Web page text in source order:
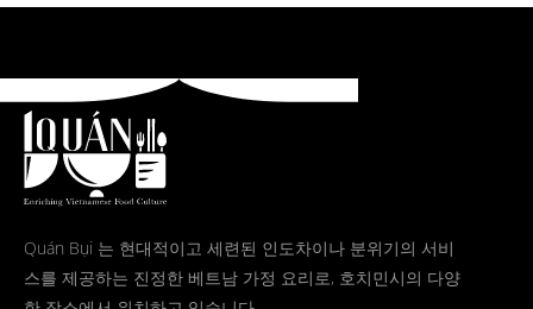
Quán Bụi 는 현대적이고 세련된 인도차이나 분위기의 서비
스를 제공하는 진정한 베트남 가정 요리로, 호치민시의 다양